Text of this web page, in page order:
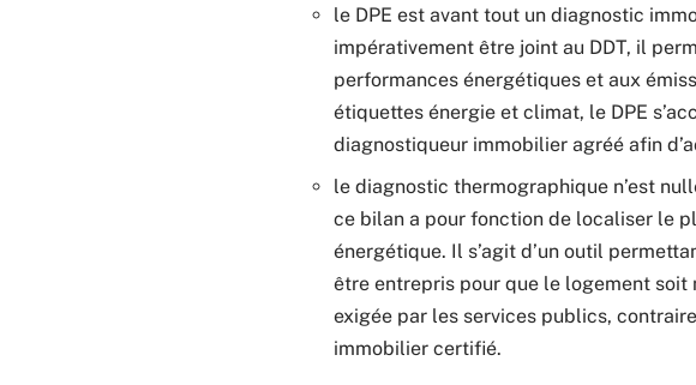
le DPE est avant tout un diagnostic
impérativement être joint au DDT, il
performances énergétiques et aux
étiquettes énergie et climat, le DPE
diagnostiqueur immobilier agréé afin
le diagnostic thermographique n’est
ce bilan a pour fonction de localiser le
énergétique. Il s’agit d’un outil
être entrepris pour que le logement soit
exigée par les services publics,
immobilier certifié.